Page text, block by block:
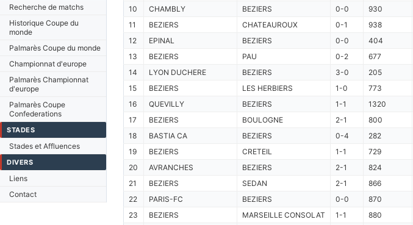
Recherche de matchs
Historique Coupe du
monde
Palmarès Coupe du monde
Championnat d'europe
Palmarès Championnat
d'europe
Palmarès Coupe
Confederations
STADES
Stades et Affluences
DIVERS
Liens
Contact
10
CHAMBLY BEZIERS 0-0
930
11
BEZIERS CHATEAUROUX 0-1
938
12
EPINAL BEZIERS 0-0
404
13
BEZIERS PAU 0-2
677
14
LYON DUCHERE BEZIERS 3-0
205
15
BEZIERS LES HERBIERS 1-0
773
16
QUEVILLY BEZIERS 1-1
1320
17
BEZIERS BOULOGNE 2-1
800
18
BASTIA CA BEZIERS 0-4
282
19
BEZIERS CRETEIL 1-1
729
20
AVRANCHES BEZIERS 2-1
824
21
BEZIERS SEDAN 2-1
866
22
PARIS-FC BEZIERS 0-0
870
23
BEZIERS MARSEILLE CONSOLAT 1-1
880